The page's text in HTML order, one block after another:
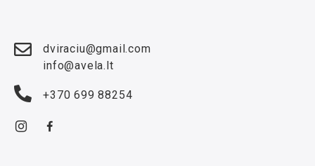
dviraciu@gmail.com
info@avela.lt
+370 699 88254